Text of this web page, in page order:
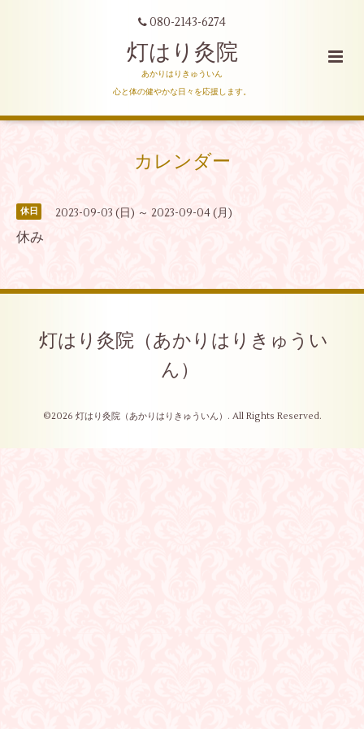
080-2143-6274
灯はり灸院
あかりはりきゅういん
心と体の健やかな日々を応援します。
カレンダー
休日 2023-09-03 (日) ～ 2023-09-04 (月)
休み
灯はり灸院（あかりはりきゅうい
ん）
©2026 灯はり灸院（あかりはりきゅういん） . All Rights Reserved.